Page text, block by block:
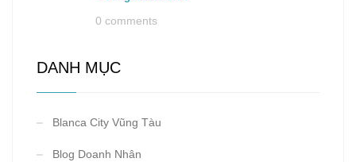
0 comments
DANH MỤC
Blanca City Vũng Tàu
Blog Doanh Nhân